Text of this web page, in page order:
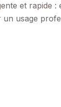
et rapide :
usage